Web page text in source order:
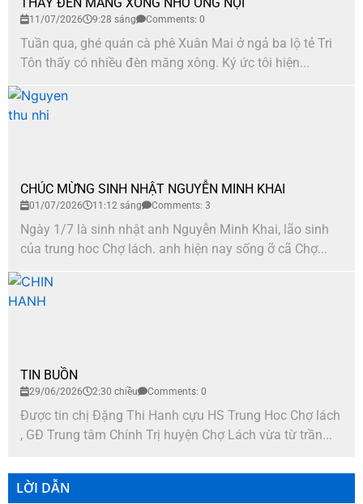
THẤY ĐÈN MĂNG XONG NHỚ ÔNG NỘI
11/07/2026 9:28 sáng Comments: 0
Tuần qua, ghé quán cà phê Xuân Mai ở ngả ba lộ tẻ Tri
Tôn thấy có nhiều đèn măng xông. Ký ức tôi hiện...
CHÚC MỪNG SINH NHẬT NGUYỄN MINH KHAI
01/07/2026 11:12 sáng Comments: 3
Ngày 1/7 là sinh nhật anh Nguyễn Minh Khai, lão sinh
của trung hoc Chợ lách. anh hiện nay sống ỡ cã Chợ...
TIN BUỒN
29/06/2026 2:30 chiều Comments: 0
Được tin chị Đặng Thi Hanh cựu HS Trung Hoc Chợ lách
, GĐ Trung tâm Chính Trị huyện Chợ Lách vừa từ trần...
LỜI DẪN